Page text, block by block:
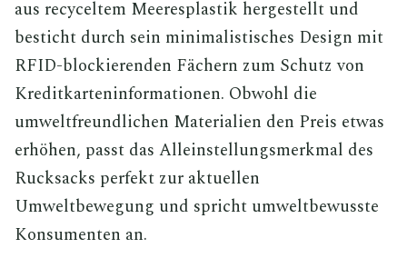
aus recyceltem Meeresplastik hergestellt und
besticht durch sein minimalistisches Design mit
RFID-blockierenden Fächern zum Schutz von
Kreditkarteninformationen. Obwohl die
umweltfreundlichen Materialien den Preis etwas
erhöhen, passt das Alleinstellungsmerkmal des
Rucksacks perfekt zur aktuellen
Umweltbewegung und spricht umweltbewusste
Konsumenten an.